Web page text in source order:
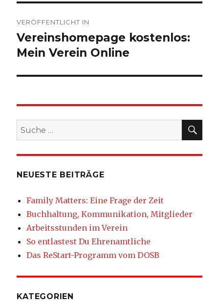
VERÖFFENTLICHT IN
Vereinshomepage kostenlos:
Mein Verein Online
Suche
nach:
NEUESTE BEITRÄGE
Family Matters: Eine Frage der Zeit
Buchhaltung, Kommunikation, Mitglieder
Arbeitsstunden im Verein
So entlastest Du Ehrenamtliche
Das ReStart-Programm vom DOSB
KATEGORIEN